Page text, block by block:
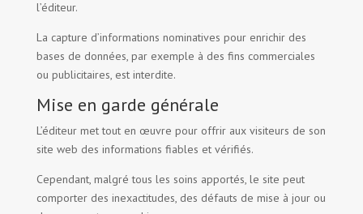
l’éditeur.
La capture d’informations nominatives pour enrichir des
bases de données, par exemple à des fins commerciales
ou publicitaires, est interdite.
Mise en garde générale
L’éditeur met tout en œuvre pour offrir aux visiteurs de son
site web des informations fiables et vérifiés.
Cependant, malgré tous les soins apportés, le site peut
comporter des inexactitudes, des défauts de mise à jour ou